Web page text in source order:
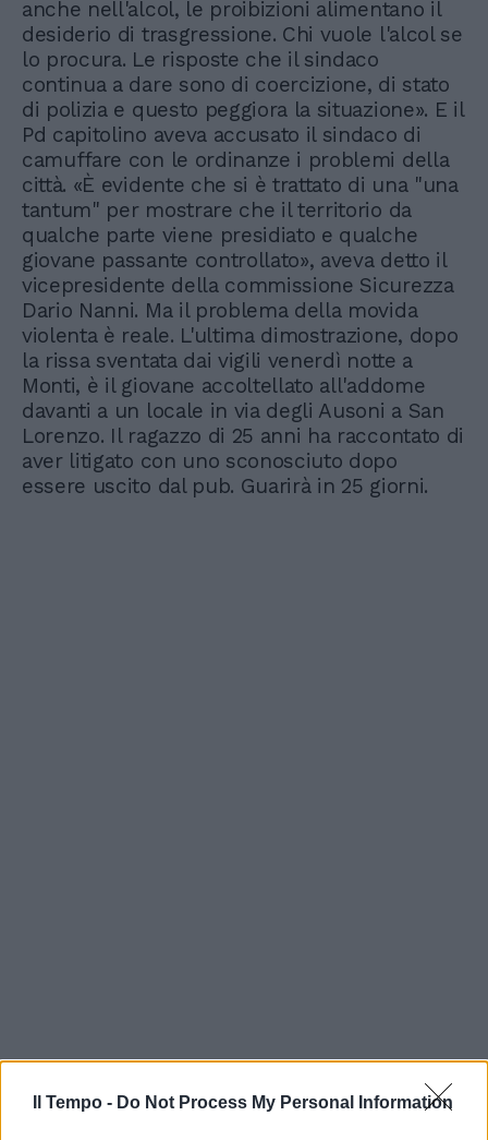
Il Tempo - Do Not Process My Personal Information
anche nell'alcol, le proibizioni alimentano il
desiderio di trasgressione. Chi vuole l'alcol se
lo procura. Le risposte che il sindaco
continua a dare sono di coercizione, di stato
di polizia e questo peggiora la situazione». E il
Pd capitolino aveva accusato il sindaco di
camuffare con le ordinanze i problemi della
città. «È evidente che si è trattato di una "una
tantum" per mostrare che il territorio da
qualche parte viene presidiato e qualche
giovane passante controllato», aveva detto il
vicepresidente della commissione Sicurezza
Dario Nanni. Ma il problema della movida
violenta è reale. L'ultima dimostrazione, dopo
la rissa sventata dai vigili venerdì notte a
Monti, è il giovane accoltellato all'addome
davanti a un locale in via degli Ausoni a San
Lorenzo. Il ragazzo di 25 anni ha raccontato di
aver litigato con uno sconosciuto dopo
essere uscito dal pub. Guarirà in 25 giorni.
In evidenza